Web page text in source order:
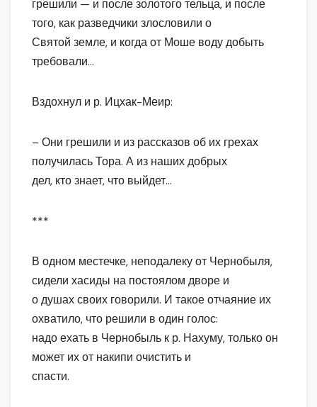
грешили — и после золотого тельца, и после
того, как разведчики злословили о
Святой земле, и когда от Моше воду добыть
требовали…
Вздохнул и р. Ицхак-Меир:
– Они грешили и из рассказов об их грехах
получилась Тора. А из наших добрых
дел, кто знает, что выйдет…
***
В одном местечке, неподалеку от Чернобыля,
сидели хасиды на постоялом дворе и
о душах своих говорили. И такое отчаяние их
охватило, что решили в один голос:
надо ехать в Чернобыль к р. Нахуму, только он
может их от накипи очистить и
спасти.